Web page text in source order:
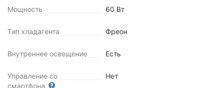
Мощность 60 Вт
Тип хладагента Фреон
Внутреннее освещение Есть
Управление со
смартфона
Нет